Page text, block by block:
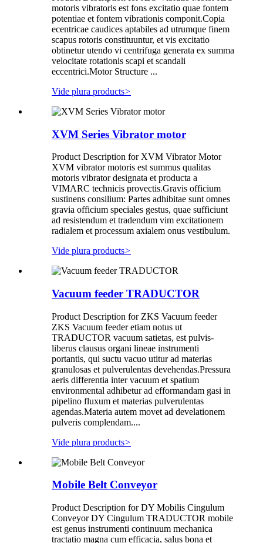
motoris vibratoris est fons excitatio quae fontem
potentiae et fontem vibrationis componit.Copia
ecentricae caudices aptabiles ad utrumque finem
scapus rotoris constituuntur, et vis excitatio
obtinetur utendo vi centrifuga generata ex summa
velocitate rotationis scapi et scandali
eccentrici.Motor Structure ...
Vide plura products>
XVM Series Vibrator motor
Product Description for XVM Vibrator Motor
XVM vibrator motoris est summus qualitas
motoris vibrator designata et producta a
VIMARC technicis provectis.Gravis officium
sustinens consilium: Partes adhibitae sunt omnes
gravia officium speciales gestus, quae sufficiunt
ad resistendum et tradendum vim excitationem
radialem et processum axialem onus vestibulum.
Vide plura products>
Vacuum feeder TRADUCTOR
Product Description for ZKS Vacuum feeder
ZKS Vacuum feeder etiam notus ut
TRADUCTOR vacuum satietas, est pulvis-
liberus clausus organi lineae instrumenti
portantis, qui suctu vacuo utitur ad materias
granulosas et pulverulentas devehendas.Pressura
aeris differentia inter vacuum et spatium
environmental adhibetur ad efformandam gasi in
pipelino fluxum et materias pulverulentas
agendas.Materia autem movet ad develationem
pulveris complendam....
Vide plura products>
Mobile Belt Conveyor
Product Description for DY Mobilis Cingulum
Conveyor DY Cingulum TRADUCTOR mobile
est genus instrumenti continuum mechanica
tractatio magna cum efficacia, salus bona et